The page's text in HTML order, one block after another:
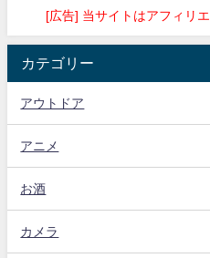
[広告] 当サイトはアフィリ
カテゴリー
アウトドア
アニメ
お酒
カメラ